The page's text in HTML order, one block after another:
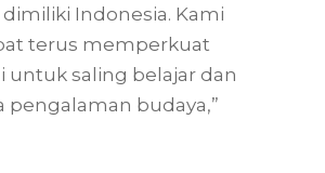
Indonesia. Kami
terus memperkuat
untuk saling belajar dan
pengalaman budaya,”